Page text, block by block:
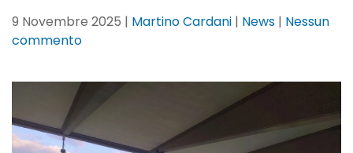
9 Novembre 2025 | Martino Cardani | News | Nessun
commentosu
Sassuolo
3:
disastro